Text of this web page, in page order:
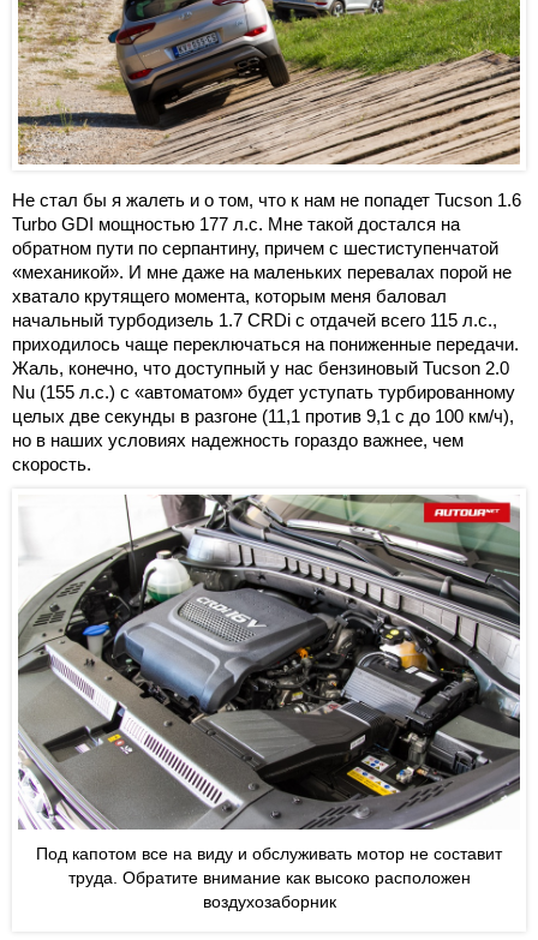
Не стал бы я жалеть и о том, что к нам не попадет Tucson 1.6
Turbo GDI мощностью 177 л.с. Мне такой достался на
обратном пути по серпантину, причем с шестиступенчатой
«механикой». И мне даже на маленьких перевалах порой не
хватало крутящего момента, которым меня баловал
начальный турбодизель 1.7 CRDi с отдачей всего 115 л.с.,
приходилось чаще переключаться на пониженные передачи.
Жаль, конечно, что доступный у нас бензиновый Tucson 2.0
Nu (155 л.с.) с «автоматом» будет уступать турбированному
целых две секунды в разгоне (11,1 против 9,1 с до 100 км/ч),
но в наших условиях надежность гораздо важнее, чем
скорость.
Под капотом все на виду и обслуживать мотор не составит
труда. Обратите внимание как высоко расположен
воздухозаборник